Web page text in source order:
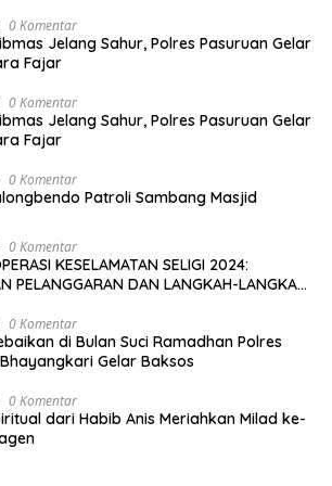
0 Komentar
Jelang Sahur, Polres Pasuruan Gelar
Fajar
0 Komentar
Jelang Sahur, Polres Pasuruan Gelar
Fajar
0 Komentar
Patroli Sambang Masjid
0 Komentar
KESELAMATAN SELIGI 2024:
PELANGGARAN DAN LANGKAH-LANGKAH
0 Komentar
di Bulan Suci Ramadhan Polres
Gelar Baksos
0 Komentar
dari Habib Anis Meriahkan Milad ke-